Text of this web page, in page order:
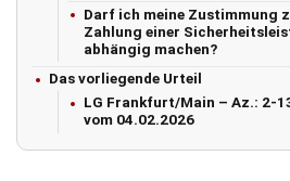
Darf ich meine Zustimmung
Zahlung einer
abhängig machen?
Das vorliegende Urteil
LG Frankfurt/Main – Az.: 2-
vom 04.02.2026